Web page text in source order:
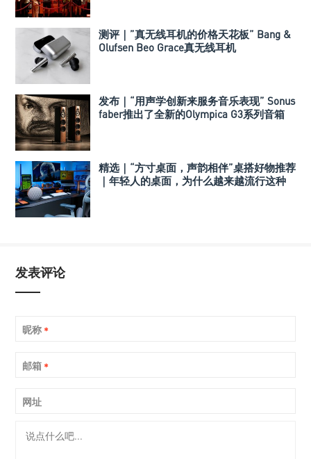
测评｜”真无线耳机的价格天花板” Bang &
Olufsen Beo Grace真无线耳机
发布｜“用声学创新来服务音乐表现” Sonus
faber推出了全新的Olympica G3系列音箱
精选｜“方寸桌面，声韵相伴”桌搭好物推荐
｜年轻人的桌面，为什么越来越流行这种
发表评论
昵称 *
邮箱 *
网址